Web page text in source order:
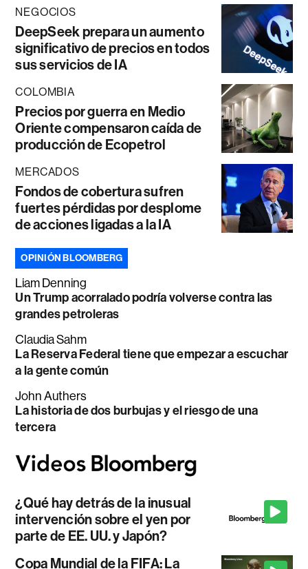
NEGOCIOS
DeepSeek prepara un aumento
significativo de precios en todos
sus servicios de IA
COLOMBIA
Precios por guerra en Medio
Oriente compensaron caída de
producción de Ecopetrol
MERCADOS
Fondos de cobertura sufren
fuertes pérdidas por desplome
de acciones ligadas a la IA
OPINIÓN BLOOMBERG
Liam Denning
Un Trump acorralado podría volverse contra las
grandes petroleras
Claudia Sahm
La Reserva Federal tiene que empezar a escuchar
a la gente común
John Authers
La historia de dos burbujas y el riesgo de una
tercera
¿Qué hay detrás de la inusual
intervención sobre el yen por
parte de EE. UU. y Japón?
Copa Mundial de la FIFA: La